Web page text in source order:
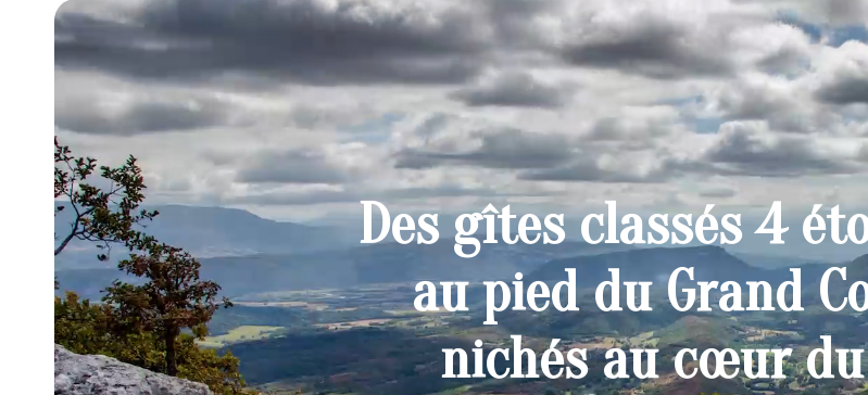
Des gîtes classés 4
au pied du Grand
nichés au cœur du